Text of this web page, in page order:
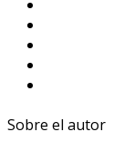
Sobre el autor